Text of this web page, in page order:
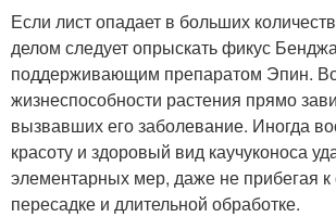
Если лист опадает в больших
делом следует опрыскать фикус
поддерживающим препаратом Эпин.
жизнеспособности растения прямо
вызвавших его заболевание. Иногда
красоту и здоровый вид каучуконоса
элементарных мер, даже не прибегая к
пересадке и длительной обработке.